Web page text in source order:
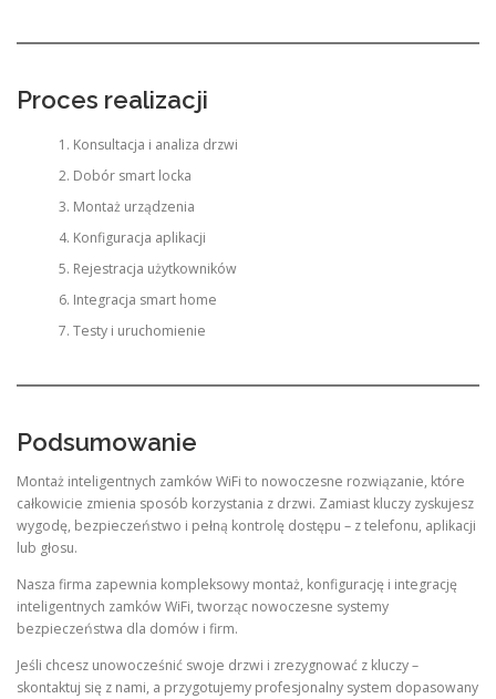
Proces realizacji
Konsultacja i analiza drzwi
Dobór smart locka
Montaż urządzenia
Konfiguracja aplikacji
Rejestracja użytkowników
Integracja smart home
Testy i uruchomienie
Podsumowanie
Montaż inteligentnych zamków WiFi to nowoczesne rozwiązanie, które
całkowicie zmienia sposób korzystania z drzwi. Zamiast kluczy zyskujesz
wygodę, bezpieczeństwo i pełną kontrolę dostępu – z telefonu, aplikacji
lub głosu.
Nasza firma zapewnia kompleksowy montaż, konfigurację i integrację
inteligentnych zamków WiFi, tworząc nowoczesne systemy
bezpieczeństwa dla domów i firm.
Jeśli chcesz unowocześnić swoje drzwi i zrezygnować z kluczy –
skontaktuj się z nami, a przygotujemy profesjonalny system dopasowany